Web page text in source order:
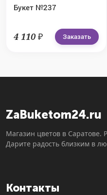
Букет №237
4 110 ₽ Заказать
ZaBuketom24.ru
Магазин цветов в Саратове.
Дарите радость близким в
Контакты